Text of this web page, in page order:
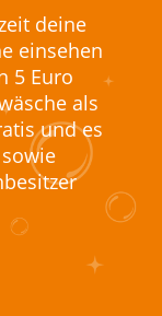
deine
einsehen
5 Euro
als
und es